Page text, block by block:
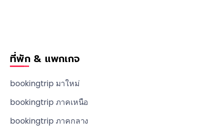
ที่พัก & แพกเกจ
bookingtrip มาใหม่
bookingtrip ภาคเหนือ
bookingtrip ภาคกลาง